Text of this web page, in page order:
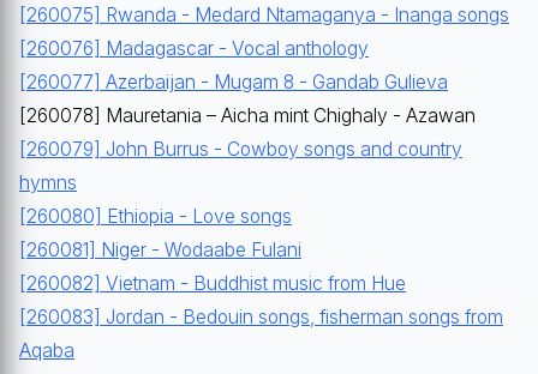
[260075] Rwanda - Medard Ntamaganya - Inanga songs
[260076] Madagascar - Vocal anthology
[260077] Azerbaijan - Mugam 8 - Gandab Gulieva
[260078] Mauretania – Aicha mint Chighaly - Azawan
[260079] John Burrus - Cowboy songs and country
hymns
[260080] Ethiopia - Love songs
[260081] Niger - Wodaabe Fulani
[260082] Vietnam - Buddhist music from Hue
[260083] Jordan - Bedouin songs, fisherman songs from
Aqaba